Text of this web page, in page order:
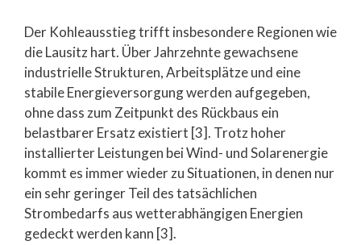
Der Kohleausstieg trifft insbesondere Regionen wie
die Lausitz hart. Über Jahrzehnte gewachsene
industrielle Strukturen, Arbeitsplätze und eine
stabile Energieversorgung werden aufgegeben,
ohne dass zum Zeitpunkt des Rückbaus ein
belastbarer Ersatz existiert [3]. Trotz hoher
installierter Leistungen bei Wind- und Solarenergie
kommt es immer wieder zu Situationen, in denen nur
ein sehr geringer Teil des tatsächlichen
Strombedarfs aus wetterabhängigen Energien
gedeckt werden kann [3].